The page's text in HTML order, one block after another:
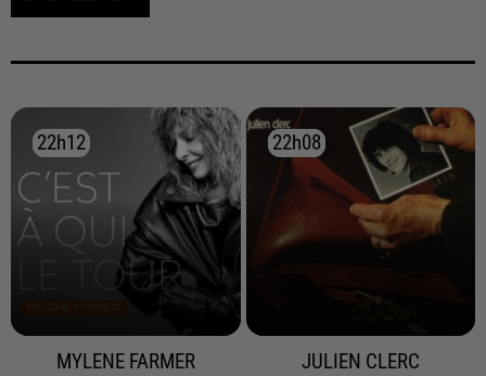
22h12
22h12
MYLENE FARMER
22h08
22h08
JULIEN CLERC